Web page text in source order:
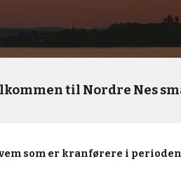
til Nordre Nes
som er kranførere i